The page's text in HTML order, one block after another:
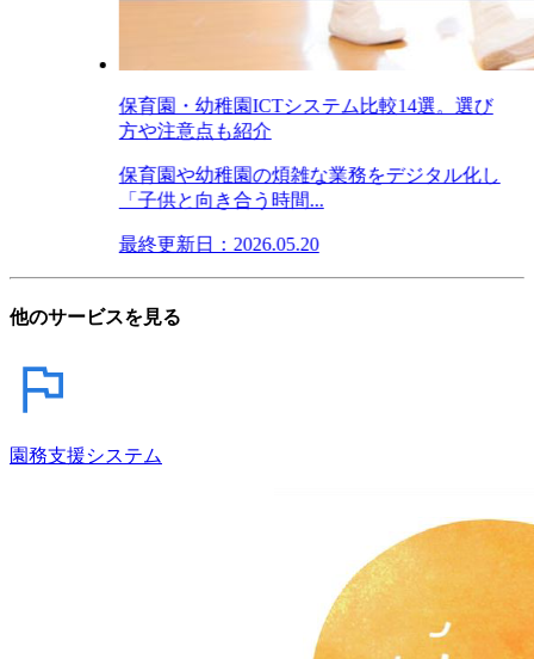
保育園・幼稚園ICTシステム比較14選。選び
方や注意点も紹介
保育園や幼稚園の煩雑な業務をデジタル化し
「子供と向き合う時間...
最終更新日：2026.05.20
他のサービスを見る
園務支援システム